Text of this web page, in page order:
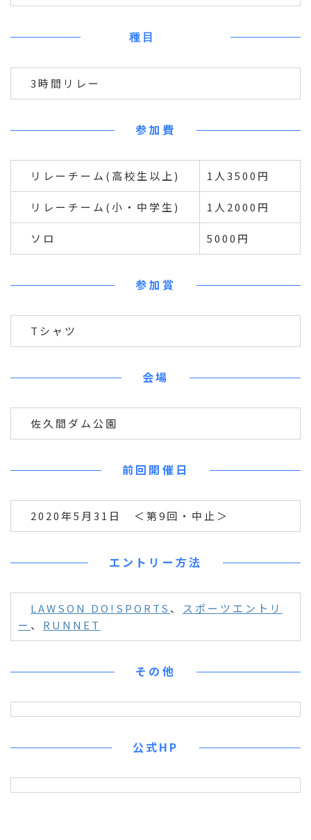
種目
3時間リレー
参加費
リレーチーム(高校生以上) 1人3500円
リレーチーム(小・中学生) 1人2000円
ソロ 5000円
参加賞
Tシャツ
会場
佐久間ダム公園
前回開催日
2020年5月31日 ＜第9回・中止＞
エントリー方法
LAWSON DO!SPORTS 、 スポーツエントリ
ー 、 RUNNET
その他
公式HP